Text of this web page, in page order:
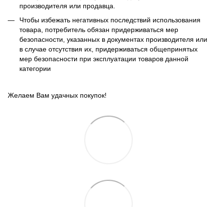
производителя или продавца.
Чтобы избежать негативных последствий использования
товара, потребитель обязан придерживаться мер
безопасности, указанных в документах производителя или
в случае отсутствия их, придерживаться общепринятых
мер безопасности при эксплуатации товаров данной
категории
Желаем Вам удачных покупок!